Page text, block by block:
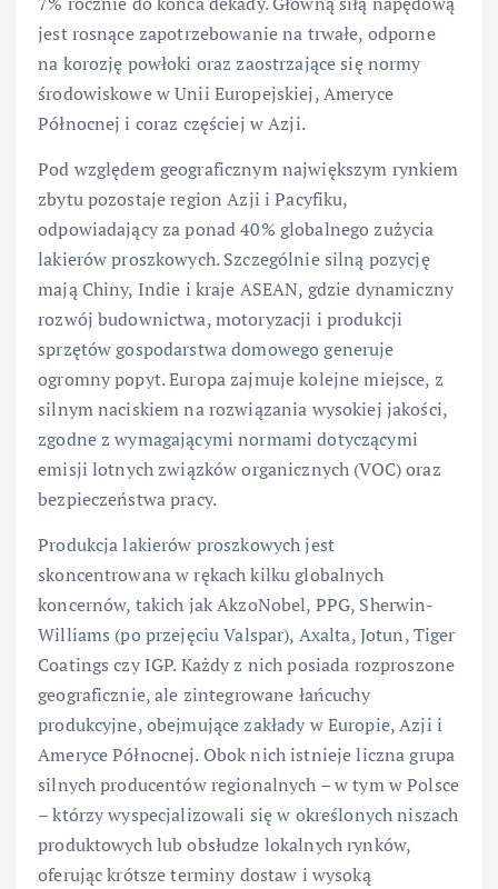
jest rosnące zapotrzebowanie na trwałe, odporne
na korozję powłoki oraz zaostrzające się normy
środowiskowe w Unii Europejskiej, Ameryce
Północnej i coraz częściej w Azji.
Pod względem geograficznym największym rynkiem
zbytu pozostaje region Azji i Pacyfiku,
odpowiadający za ponad 40% globalnego zużycia
lakierów proszkowych. Szczególnie silną pozycję
mają Chiny, Indie i kraje ASEAN, gdzie dynamiczny
rozwój budownictwa, motoryzacji i produkcji
sprzętów gospodarstwa domowego generuje
ogromny popyt. Europa zajmuje kolejne miejsce, z
silnym naciskiem na rozwiązania wysokiej jakości,
zgodne z wymagającymi normami dotyczącymi
emisji lotnych związków organicznych (VOC) oraz
bezpieczeństwa pracy.
Produkcja lakierów proszkowych jest
skoncentrowana w rękach kilku globalnych
koncernów, takich jak AkzoNobel, PPG, Sherwin-
Williams (po przejęciu Valspar), Axalta, Jotun, Tiger
Coatings czy IGP. Każdy z nich posiada rozproszone
geograficznie, ale zintegrowane łańcuchy
produkcyjne, obejmujące zakłady w Europie, Azji i
Ameryce Północnej. Obok nich istnieje liczna grupa
silnych producentów regionalnych – w tym w Polsce
– którzy wyspecjalizowali się w określonych niszach
produktowych lub obsłudze lokalnych rynków,
oferując krótsze terminy dostaw i wysoką